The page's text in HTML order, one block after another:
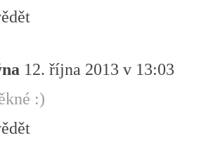
12. října 2013 v 13:03
:)